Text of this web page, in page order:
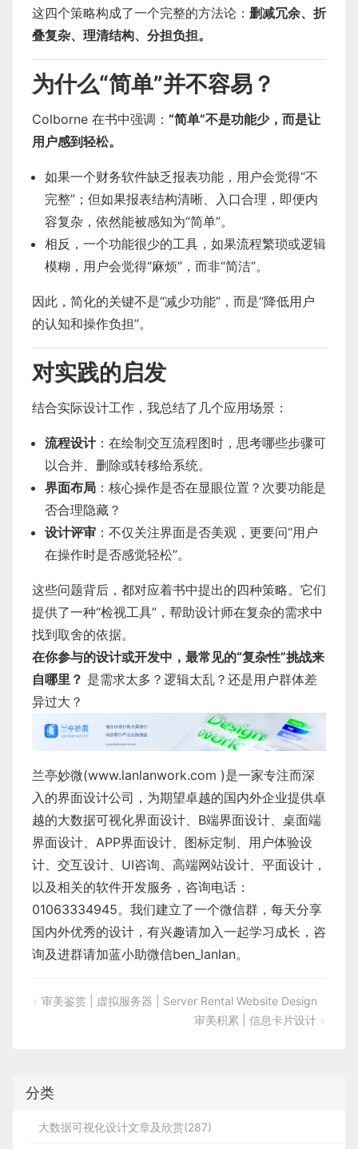
这四个策略构成了一个完整的方法论： 删减冗余、折
叠复杂、理清结构、分担负担。
为什么“简单”并不容易？
Colborne 在书中强调： “简单”不是功能少，而是让
用户感到轻松。
如果一个财务软件缺乏报表功能，用户会觉得“不
完整”；但如果报表结构清晰、入口合理，即便内
容复杂，依然能被感知为“简单”。
相反，一个功能很少的工具，如果流程繁琐或逻辑
模糊，用户会觉得“麻烦”，而非“简洁”。
因此，简化的关键不是“减少功能”，而是“降低用户
的认知和操作负担”。
对实践的启发
结合实际设计工作，我总结了几个应用场景：
流程设计：在绘制交互流程图时，思考哪些步骤可
以合并、删除或转移给系统。
界面布局 ：核心操作是否在显眼位置？次要功能是
否合理隐藏？
设计评审 ：不仅关注界面是否美观，更要问“用户
在操作时是否感觉轻松”。
这些问题背后，都对应着书中提出的四种策略。它们
提供了一种“检视工具”，帮助设计师在复杂的需求中
找到取舍的依据。
在你参与的设计或开发中，最常见的“复杂性”挑战来
自哪里？ 是需求太多？逻辑太乱？还是用户群体差
异过大？
兰亭妙微(www.lanlanwork.com )是一家专注而深
入的界面设计公司，为期望卓越的国内外企业提供卓
越的大数据可视化界面设计 B端界面设计
桌面端
界面设计
APP界面设计 图标定制
用户体验设
计
交互设计 UI咨询 高端网站设计 平面设计 ，
以及相关的软件开发服务，咨询电话：
01063334945。我们建立了一个微信群，每天分享
国内外优秀的设计，有兴趣请加入一起学习成长，咨
询及进群请加蓝小助微信ben_lanlan。
« 审美鉴赏 | 虚拟服务器 | Server Rental Website Design
审美积累 | 信息卡片设计 »
分类
大数据可视化设计文章及欣赏(287)